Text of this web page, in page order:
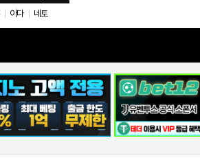
아다 네토